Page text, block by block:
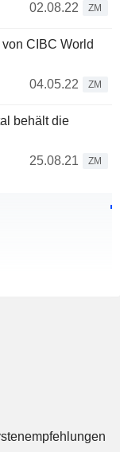
02.08.22
ZM
CIBC World
04.05.22
ZM
behält die
25.08.21
ZM